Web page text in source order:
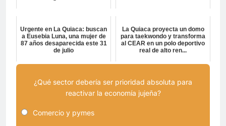
Urgente en La Quiaca: buscan
a Eusebia Luna, una mujer de
87 años desaparecida este 31
de julio
La Quiaca proyecta un domo
para taekwondo y transforma
al CEAR en un polo deportivo
real de alto ren...
¿Qué sector debería ser prioridad absoluta para
reactivar la economía jujeña?
Comercio y pymes